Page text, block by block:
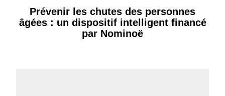
Prévenir les chutes des personnes
âgées : un dispositif intelligent financé
par Nominoë